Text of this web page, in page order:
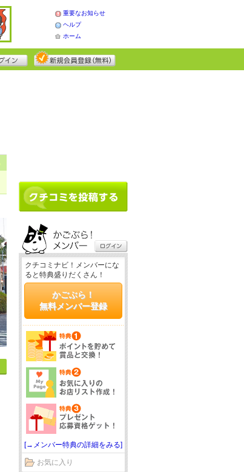
重要なお知らせ
ヘルプ
ホーム
クチコミナビ！メンバーにな
ると特典盛りだくさん！
かごぶら！
無料メンバー登録
[→メンバー特典の詳細をみる]
お気に入り